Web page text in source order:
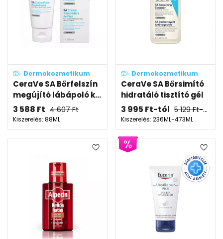
Dermokozmetikum
CeraVe SA Bőrfelszín
megújító lábápoló k...
3 588 Ft 4 607Ft
Kiszerelés: 88ML
Dermokozmetikum
CeraVe SA Bőrsimító
hidratáló tisztító gél
3 995 Ft-tól 5 129Ft-tól
Kiszerelés: 236ML-473ML